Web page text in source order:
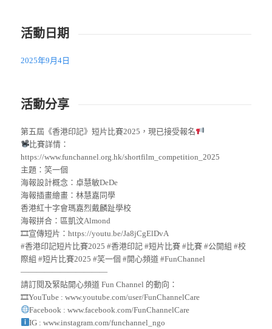
活動日期
2025年9月4日
活動分享
第五屆《香港印記》短片比賽2025，現已接受報名
比賽詳情：
https://www.funchannel.org.hk/shortfilm_competition_2025
主題：笑一個
海報設計概念：卓慧敏DeDe
海報插畫繪畫：林慧嘉同學
香港紅十字會瑪嘉烈戴麟趾學校
海報拼合：區凱汶Almond
🎞宣傳短片：https://youtu.be/Ja8jCgElDvA
#香港印記短片比賽2025 #香港印記 #短片比賽 #比賽 #公開組 #校
際組 #短片比賽2025 #笑一個 #開心頻道 #FunChannel
———————————
請訂閱及緊貼開心頻道 Fun Channel 的動向：
🎞YouTube : www.youtube.com/user/FunChannelCare
Facebook : www.facebook.com/FunChannelCare
IG : www.instagram.com/funchannel_ngo